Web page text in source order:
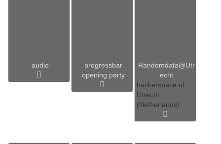
audio
progressbar
opening party
Randomdata@Utr
echt
hackerspace of
Utrecht
(Netherlands)